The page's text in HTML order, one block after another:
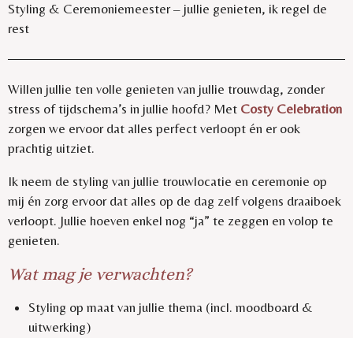
Styling & Ceremoniemeester – jullie genieten, ik regel de
rest
Willen jullie ten volle genieten van jullie trouwdag, zonder
stress of tijdschema’s in jullie hoofd? Met Costy Celebration
zorgen we ervoor dat alles perfect verloopt én er ook
prachtig uitziet.
Ik neem de styling van jullie trouwlocatie en ceremonie op
mij én zorg ervoor dat alles op de dag zelf volgens draaiboek
verloopt. Jullie hoeven enkel nog “ja” te zeggen en volop te
genieten.
Wat mag je verwachten?
Styling op maat van jullie thema (incl. moodboard &
uitwerking)